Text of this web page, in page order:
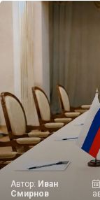
Автор: Иван
Смирнов